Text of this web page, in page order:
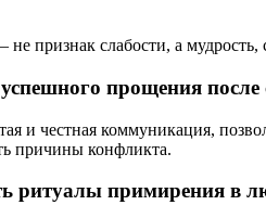
признак слабости, а мудрость,
прощения после
и честная коммуникация,
причины конфликта.
ритуалы примирения в